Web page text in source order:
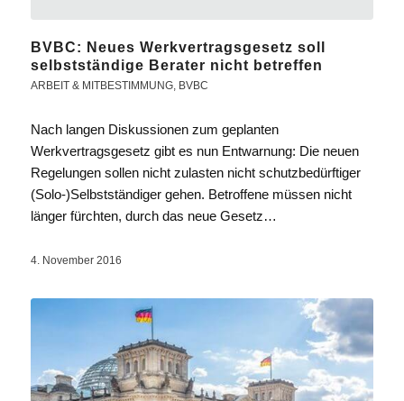
BVBC: Neues Werkvertragsgesetz soll
selbstständige Berater nicht betreffen
ARBEIT & MITBESTIMMUNG, BVBC
Nach langen Diskussionen zum geplanten
Werkvertragsgesetz gibt es nun Entwarnung: Die neuen
Regelungen sollen nicht zulasten nicht schutzbedürftiger
(Solo-)Selbstständiger gehen. Betroffene müssen nicht
länger fürchten, durch das neue Gesetz…
4. November 2016